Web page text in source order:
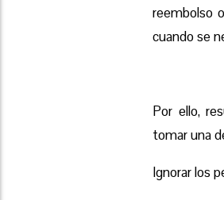
reembolso
cuando se
Por ello,
tomar una
Ignorar los